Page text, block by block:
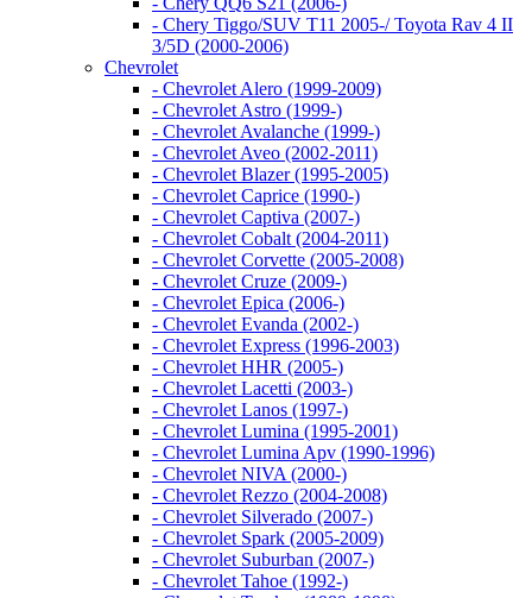
- Chery Tiggo/SUV T11 2005-/ Toyota Rav 4 II
3/5D (2000-2006)
Chevrolet
- Chevrolet Alero (1999-2009)
- Chevrolet Astro (1999-)
- Chevrolet Avalanche (1999-)
- Chevrolet Aveo (2002-2011)
- Chevrolet Blazer (1995-2005)
- Chevrolet Caprice (1990-)
- Chevrolet Captiva (2007-)
- Chevrolet Cobalt (2004-2011)
- Chevrolet Corvette (2005-2008)
- Chevrolet Cruze (2009-)
- Chevrolet Epica (2006-)
- Chevrolet Evanda (2002-)
- Chevrolet Express (1996-2003)
- Chevrolet HHR (2005-)
- Chevrolet Lacetti (2003-)
- Chevrolet Lanos (1997-)
- Chevrolet Lumina (1995-2001)
- Chevrolet Lumina Apv (1990-1996)
- Chevrolet NIVA (2000-)
- Chevrolet Rezzo (2004-2008)
- Chevrolet Silverado (2007-)
- Chevrolet Spark (2005-2009)
- Chevrolet Suburban (2007-)
- Chevrolet Tahoe (1992-)